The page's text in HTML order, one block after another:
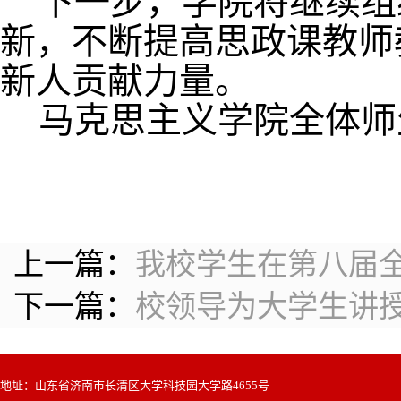
新，不断提高思政课教
新人贡献力量。
马克思主义学院全体
上一篇： 我校学生在第八届
下一篇： 校领导为大学生讲
地址：山东省济南市长清区大学科技园大学路4655号